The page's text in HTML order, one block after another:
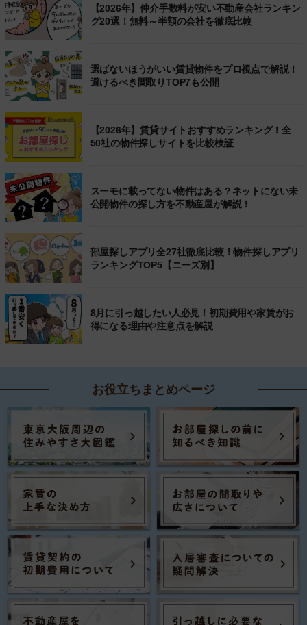
【2026年】仲介手数料が安い不動産会社ランキン
グ20選！無料～半額の会社を徹底比較
選ばないほうがいい賃貸物件をプロ視点で解説！
避けるべき間取りTOP7も公開
【2026年】賃貸サイトおすすめランキング！全
50社の物件探しサイトを比較検証
スーモに載ってない物件はある？ネットにない未
公開物件の探し方を不動産屋が解説！
部屋探しアプリ全27社徹底比較！物件探しアプリ
ランキングTOP5【ニーズ別】
8月に引っ越したい人必見！初期費用や家賃がお
得になる理由や注意点を解説
お役立ちまとめページ